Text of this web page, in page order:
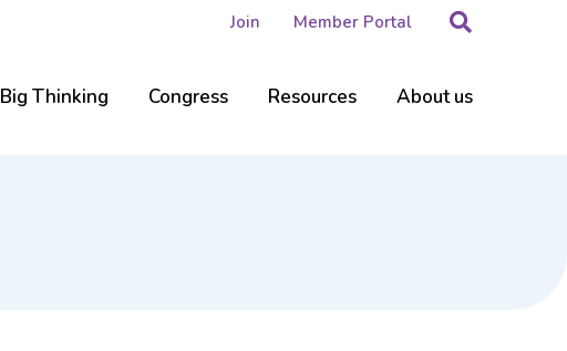
Join Member Portal Search
Big Thinking Congress Resources About us